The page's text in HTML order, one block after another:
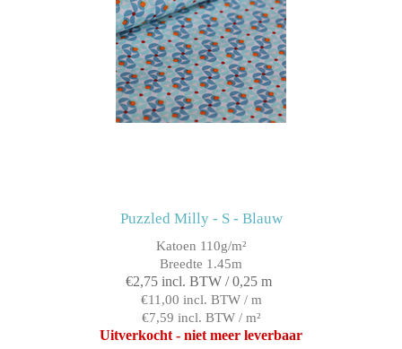
Puzzled Milly - S - Blauw
Katoen 110g/m²
Breedte 1.45m
€2,75 incl. BTW / 0,25 m
€11,00 incl. BTW / m
€7,59 incl. BTW / m²
Uitverkocht - niet meer leverbaar